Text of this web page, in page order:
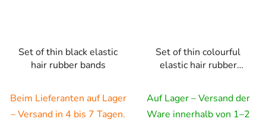
Set of thin black elastic
hair rubber bands
Beim Lieferanten auf Lager
– Versand in 4 bis 7 Tagen.
Set of thin colourful
elastic hair rubber
Auf Lager – Versand der
Ware innerhalb von 1–2